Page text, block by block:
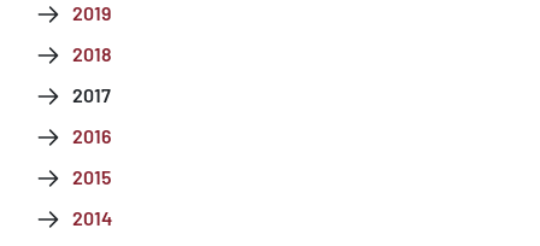
2019
2018
2017
2016
2015
2014